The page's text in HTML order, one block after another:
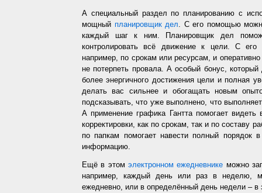
А специальный раздел по планированию с
мощный планировщик дел. С его помощью
каждый шаг к ним. Планировщик дел
контролировать всё движение к цели. С
например, по срокам или ресурсам, и
не потерпеть провала. А особый бонус,
более энергичного достижения цели и полная
делать вас сильнее и обогащать новым
подсказывать, что уже выполнено, что
А применение графика Гантта помогает
корректировки, как по срокам, так и по составу
по папкам помогает навести полный порядок
информацию.
Ещё в этомэлектронном ежедневнике можно
например, каждый день или раз в неделю,
ежедневно, или в определённый день недели – в